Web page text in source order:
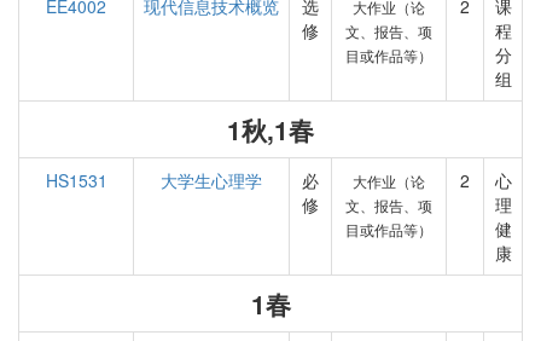
EE4002
现代信息技术概览
选
修
大作业（论
文、报告、项
目或作品等）
2
课
程
分
组
1秋,1春
HS1531 大学生心理学
必
修
大作业（论
文、报告、项
目或作品等）
2
心
理
健
康
1春